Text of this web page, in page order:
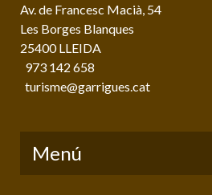
Av. de Francesc Macià, 54
Les Borges Blanques
25400 LLEIDA
973 142 658
turisme@garrigues.cat
Menú